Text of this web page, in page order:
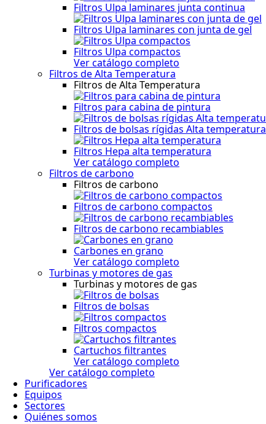
Filtros Ulpa laminares junta continua
Filtros Ulpa laminares con junta de gel
Filtros Ulpa compactos
Ver catálogo completo
Filtros de Alta Temperatura
Filtros de Alta Temperatura
Filtros para cabina de pintura
Filtros de bolsas rígidas Alta temperatura
Filtros Hepa alta temperatura
Ver catálogo completo
Filtros de carbono
Filtros de carbono
Filtros de carbono compactos
Filtros de carbono recambiables
Carbones en grano
Ver catálogo completo
Turbinas y motores de gas
Turbinas y motores de gas
Filtros de bolsas
Filtros compactos
Cartuchos filtrantes
Ver catálogo completo
Ver catálogo completo
Purificadores
Equipos
Sectores
Quiénes somos